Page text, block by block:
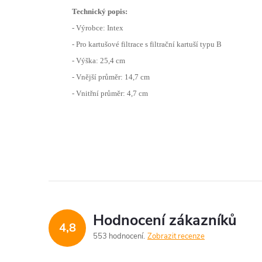
Technický popis:
- Výrobce: Intex
- Pro kartušové filtrace s filtrační kartuší typu B
- Výška: 25,4 cm
- Vnější průměr: 14,7 cm
- Vnitřní průměr: 4,7 cm
4,8 Hodnocení zákazníků
553 hodnocení Zobrazit recenze